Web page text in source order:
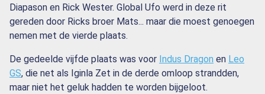
Diapason en Rick Wester. Global Ufo werd in deze rit
gereden door Ricks broer Mats... maar die moest genoegen
nemen met de vierde plaats.
De gedeelde vijfde plaats was voor Indus Dragon en Leo
GS, die net als Iginla Zet in de derde omloop strandden,
maar niet het geluk hadden te worden bijgeloot.